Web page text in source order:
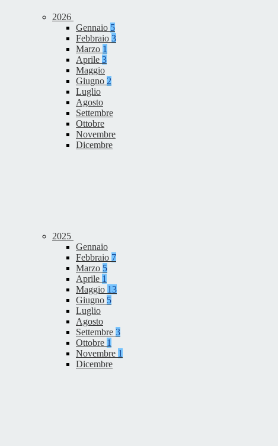
2026
Gennaio 5
Febbraio 3
Marzo 1
Aprile 3
Maggio
Giugno 2
Luglio
Agosto
Settembre
Ottobre
Novembre
Dicembre
2025
Gennaio
Febbraio 7
Marzo 5
Aprile 1
Maggio 13
Giugno 5
Luglio
Agosto
Settembre 3
Ottobre 1
Novembre 1
Dicembre